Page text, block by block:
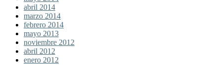
abril 2014
marzo 2014
febrero 2014
mayo 2013
noviembre 2012
abril 2012
enero 2012